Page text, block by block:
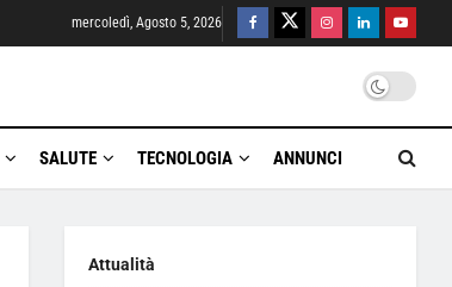
mercoledì, Agosto 5, 2026
SALUTE TECNOLOGIA ANNUNCI
Attualità